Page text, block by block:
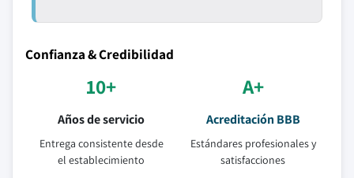
Confianza & Credibilidad
10+
Años de servicio
Entrega consistente desde
el establecimiento
A+
Acreditación BBB
Estándares profesionales y
satisfacciones